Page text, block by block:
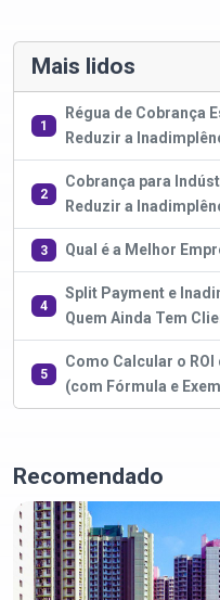
Mais lidos
1
Régua de Cobrança
Reduzir a
2
Cobrança para
Reduzir a
3 Qual é a Melhor
4
Split Payment e
Quem Ainda Tem
5
Como Calcular o
(com Fórmula e
Recomendado